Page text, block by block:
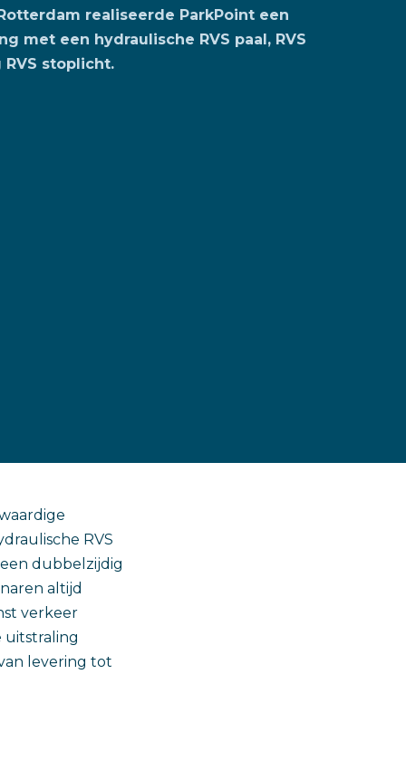
realiseerde ParkPoint een
met een hydraulische RVS paal, RVS
stoplicht.
RVS
dubbelzijdig
altijd
verkeer
uitstraling
levering tot